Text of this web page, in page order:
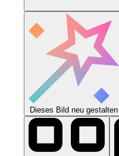
Dieses Bild neu gestalten